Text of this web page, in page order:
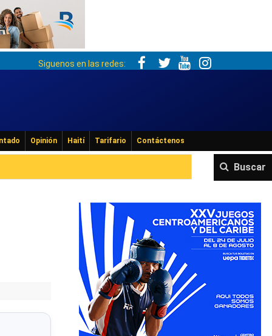
Siguenos en las redes:
Opinión Haití Tarifario Contáctenos
Buscar